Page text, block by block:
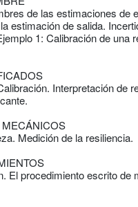
de las estimaciones de
estimación de salida.
1: Calibración de una
Interpretación de
Medición de la resiliencia.
El procedimiento escrito de